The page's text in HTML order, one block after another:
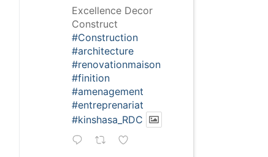
Excellence Decor
Construct
#Construction
#architecture
#renovationmaison
#finition
#amenagement
#entreprenariat
#kinshasa_RDC